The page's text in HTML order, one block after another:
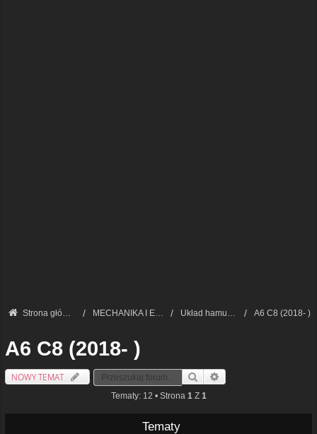
Strona główna MECHANIKA I ELEKTRONIKA — FORUM TECHNICZNE Układ hamulcowy A6 C8 (2018- )
A6 C8 (2018- )
NOWY TEMAT Szukaj
Tematy: 12 • Strona 1 Z 1
Tematy